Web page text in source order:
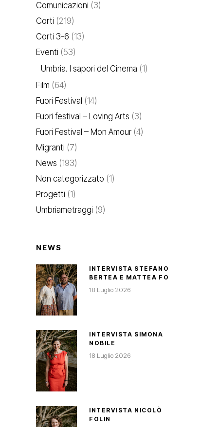
Comunicazioni (3)
Corti (219)
Corti 3-6 (13)
Eventi (53)
Umbria. I sapori del Cinema (1)
Film (64)
Fuori Festival (14)
Fuori festival – Loving Arts (3)
Fuori Festival – Mon Amour(4)
Migranti (7)
News (193)
Non categorizzato (1)
Progetti (1)
Umbriametraggi (9)
NEWS
INTERVISTA STEFANO
BERTEA E MATTEA FO
18 Luglio 2026
INTERVISTA SIMONA
NOBILE
18 Luglio 2026
INTERVISTA NICOLÒ
FOLIN